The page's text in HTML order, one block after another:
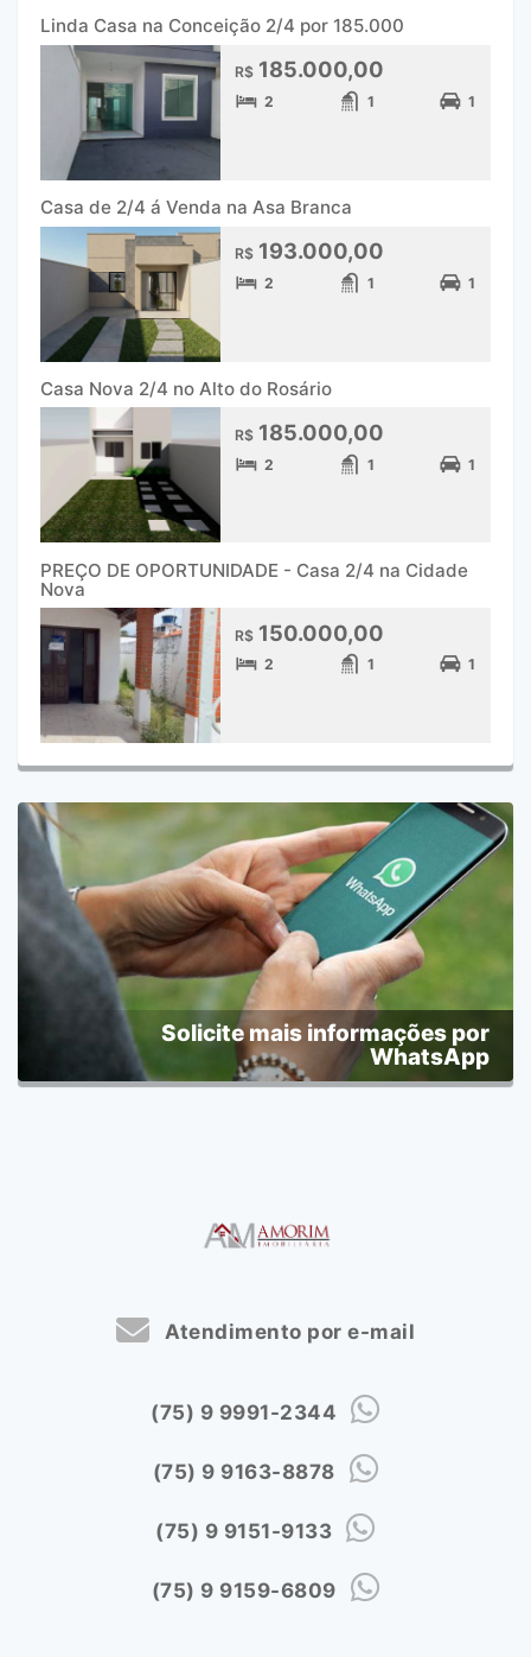
Linda Casa na Conceição 2/4 por 185.000
R$ 185.000,00
2 1 1
Casa de 2/4 á Venda na Asa Branca
R$ 193.000,00
2 1 1
Casa Nova 2/4 no Alto do Rosário
R$ 185.000,00
2 1 1
PREÇO DE OPORTUNIDADE - Casa 2/4 na Cidade
Nova
R$ 150.000,00
2 1 1
Solicite mais informações por
WhatsApp
Atendimento por e-mail
(75) 9 9991-2344
(75) 9 9163-8878
(75) 9 9151-9133
(75) 9 9159-6809